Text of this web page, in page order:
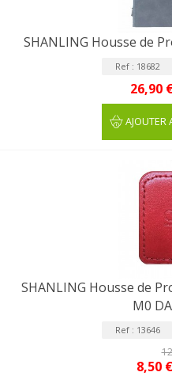
SHANLING Housse de
Ref : 18682
26,90
AJOUTER
SHANLING Housse de
M0
Ref : 13646
8,50 €